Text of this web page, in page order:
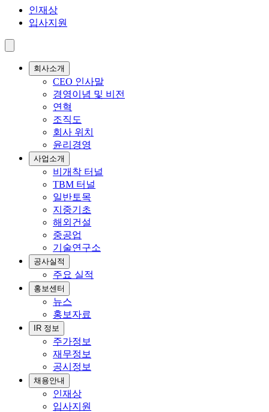
인재상
입사지원
회사소개
CEO 인사말
경영이념 및 비전
연혁
조직도
회사 위치
윤리경영
사업소개
비개착 터널
TBM 터널
일반토목
지중기초
해외건설
중공업
기술연구소
공사실적
주요 실적
홍보센터
뉴스
홍보자료
IR 정보
주가정보
재무정보
공시정보
채용안내
인재상
입사지원